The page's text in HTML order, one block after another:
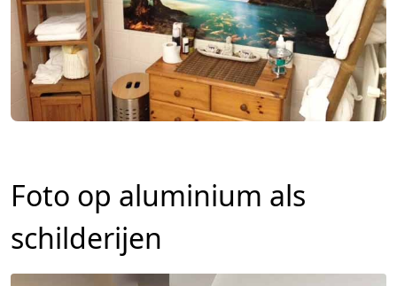
Foto op aluminium als
schilderijen